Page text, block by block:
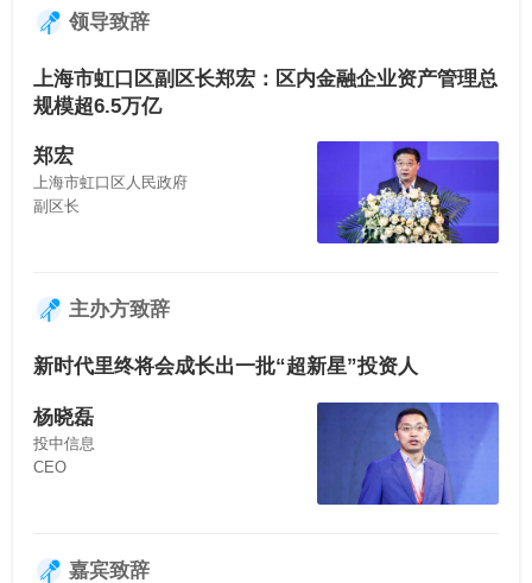
领导致辞
上海市虹口区副区长郑宏：区内金融企业资产管理总
规模超6.5万亿
郑宏
上海市虹口区人民政府
副区长
主办方致辞
新时代里终将会成长出一批“超新星”投资人
杨晓磊
投中信息
CEO
嘉宾致辞